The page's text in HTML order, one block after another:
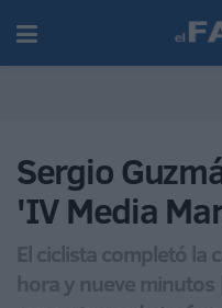
Sergio
'IV Media
El ciclista completó la
hora y nueve